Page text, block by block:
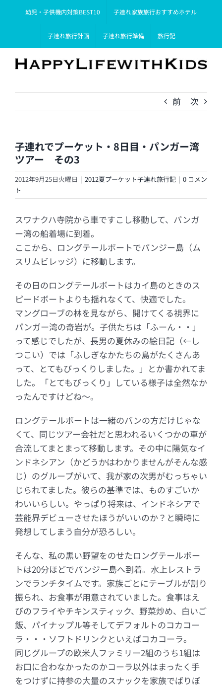
幼児・子供機内対策BEST10 子連れ家族旅行おすすめホテル
子連れ旅行計画 子連れ旅行準備 旅行記
前 次
子連れでプーケット・8日目・パンガー湾
ツアー その3
2012年9月25日火曜日 | 2012夏プーケット子連れ旅行記 | 0 コメン
ト
スワナクハ寺院から車ですこし移動して、パンガ
ー湾の船着場に到着。
ここから、ロングテールボートでパンジー島（ム
スリムビレッジ）に移動します。
その日のロングテールボートはカイ島のときのス
ピードボートよりも揺れなくて、快適でした。
マングローブの林を見ながら、開けてくる視界に
パンガー湾の奇岩が。子供たちは「ふーん・・」
って感じでしたが、長男の夏休みの絵日記（←し
つこい）では「ふしぎなかたちの島がたくさんあ
って、とてもびっくりしました。」とか書かれてま
した。「とてもびっくり」している様子は全然なか
ったんですけどね～。
ロングテールボートは一緒のバンの方だけじゃな
くて、同じツアー会社だと思われるいくつかの車が
合流してまとまって移動します。その中に陽気なイ
ンドネシアン（かどうかはわかりませんがそんな感
じ）のグループがいて、我が家の次男がむっちゃい
じられてました。彼らの基準では、ものすごいか
わいいらしい。やっぱり将来は、インドネシアで
芸能界デビューさせたほうがいいのか？と瞬時に
発想してしまう自分が恐ろしい。
そんな、私の黒い野望をのせたロングテールボー
トは20分ほどでパンジー島へ到着。水上レストラ
ンでランチタイムです。家族ごとにテーブルが割り
振られ、お食事が用意されていました。食事はえ
びのフライやチキンスティック、野菜炒め、白いご
飯、パイナップル等そしてデフォルトのコカコー
ラ・・・ソフトドリンクといえばコカコーラ。
同じグループの欧米人ファミリー2組のうち1組は
お口に合わなかったのかコーラ以外はまったく手
をつけずに持参の大量のスナックを家族でばりぼ